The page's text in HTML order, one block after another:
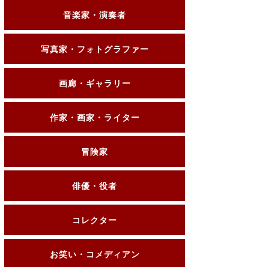
音楽家・演奏者
写真家・フォトグラファー
画廊・ギャラリー
作家・画家・ライター
冒険家
俳優・役者
コレクター
お笑い・コメディアン